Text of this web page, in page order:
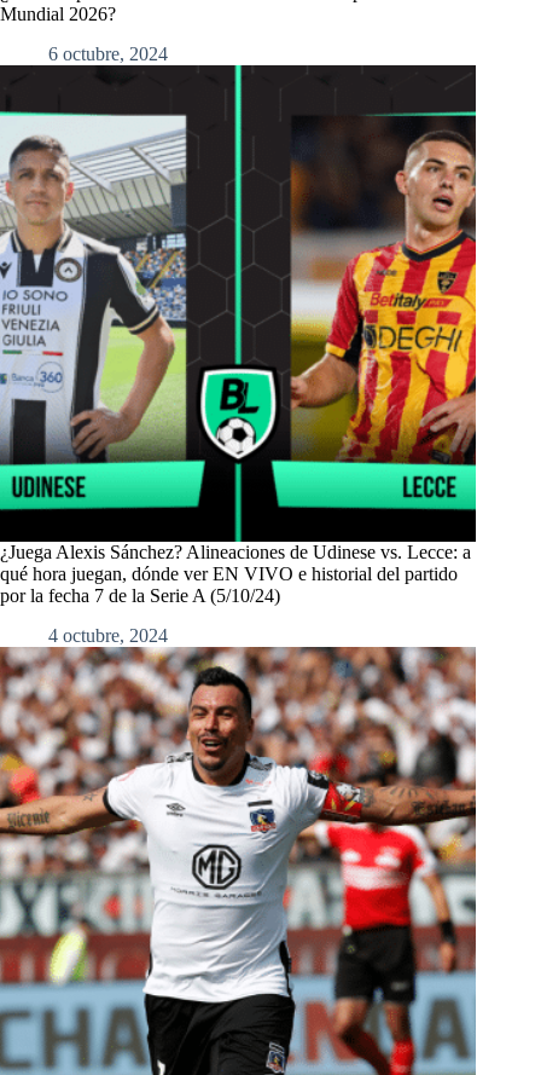
Mundial 2026?
6 octubre, 2024
¿Juega Alexis Sánchez? Alineaciones de Udinese vs. Lecce: a
qué hora juegan, dónde ver EN VIVO e historial del partido
por la fecha 7 de la Serie A (5/10/24)
4 octubre, 2024